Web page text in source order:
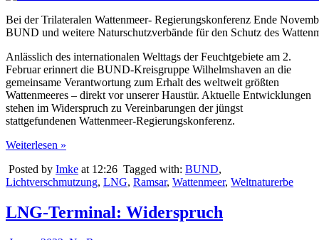
Bei der Trilateralen Wattenmeer- Regierungskonferenz Ende
BUND und weitere Naturschutzverbände für den Schutz des
Anlässlich des internationalen Welttags der Feuchtgebiete am 2.
Februar erinnert die BUND-Kreisgruppe Wilhelmshaven an die
gemeinsame Verantwortung zum Erhalt des weltweit größten
Wattenmeeres – direkt vor unserer Haustür. Aktuelle Entwicklungen
stehen im Widerspruch zu Vereinbarungen der jüngst
stattgefundenen Wattenmeer-Regierungskonferenz.
Weiterlesen »
Posted by Imke at 12:26 Tagged with: BUND,
Lichtverschmutzung, LNG, Ramsar, Wattenmeer, Weltnaturerbe
LNG-Terminal: Widerspruch